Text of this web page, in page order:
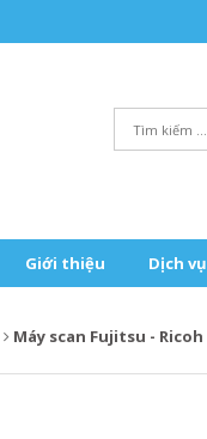
Giới thiệu Dịch vụ
Máy scan Fujitsu - Ricoh